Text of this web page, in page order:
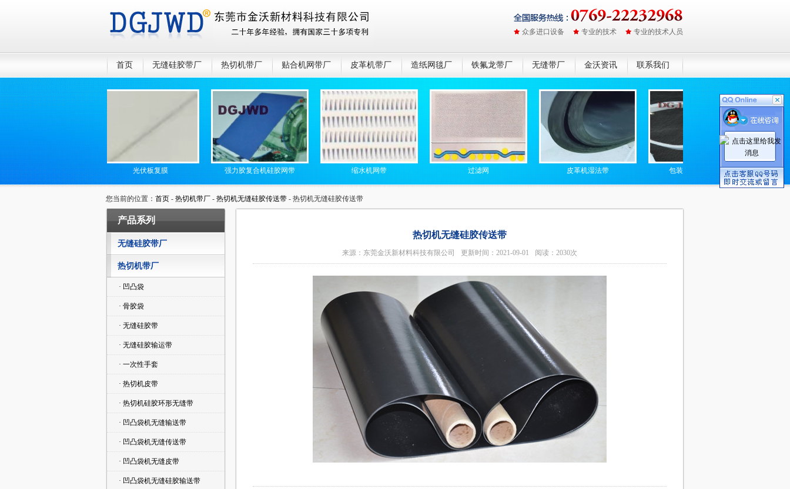
众多进口设备 专业的技术 专业的技术人员
首页 无缝硅胶带厂 热切机带厂 贴合机网带厂 皮革机带厂 造纸网毯厂 铁氟龙带厂 无缝带厂 金沃资讯 联系我们
无缝高温传送带 光伏板复膜 强力胶复合机硅胶网带 缩水机网带 过滤网 皮革机湿法带 包装封口机硅胶带 防静电无缝
您当前的位置： 首页 - 热切机带厂 - 热切机无缝硅胶传送带 - 热切机无缝硅胶传送带
产品系列
无缝硅胶带厂
热切机带厂
· 凹凸袋
· 骨胶袋
· 无缝硅胶带
· 无缝硅胶输运带
· 一次性手套
· 热切机皮带
· 热切机硅胶环形无缝带
· 凹凸袋机无缝输送带
· 凹凸袋机无缝传送带
· 凹凸袋机无缝皮带
· 凹凸袋机无缝硅胶输送带
热切机无缝硅胶传送带
来源：东莞金沃新材料科技有限公司 更新时间：2021-09-01 阅读：2030次